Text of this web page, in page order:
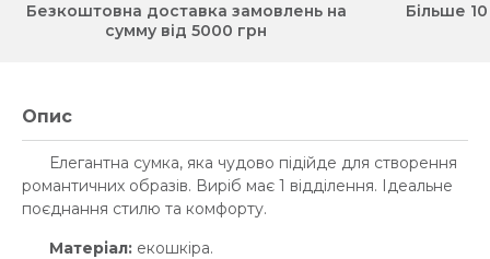
Безкоштовна доставка замовлень на
сумму від 5000 грн
Більше
Опис
Елегантна сумка, яка чудово підійде для створення
романтичних образів. Виріб має 1 відділення. Ідеальне
поєднання стилю та комфорту.
Матеріал: екошкіра.